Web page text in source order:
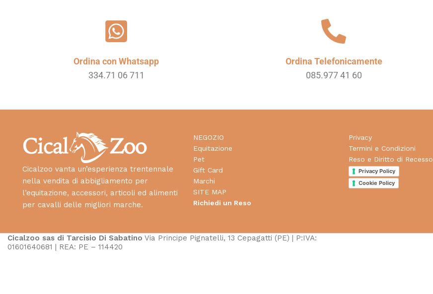
Ordina con Whatsapp
334.71 06 711
Ordina Telefonicamente
085.977 41 60
Cicalzoo vanta un’esperienza trentennale
nella vendita di abbigliamento per
l’equitazione, accessori, articoli ed alimenti
per cavalli delle migliori marche.
NEGOZIO
Equitazione
Pet
Gift Card
Marchi
SITE MAP
Richiedi un Reso
Privacy
Termini e Condizioni
Reso e Diritto di Recesso
Privacy Policy
Cookie Policy
Cicalzoo sas di Tarcisio Di Sabatino Via Principe Pignatelli, 13 Cepagatti (PE) | P:IVA:
01601640681 | REA: PE – 114420